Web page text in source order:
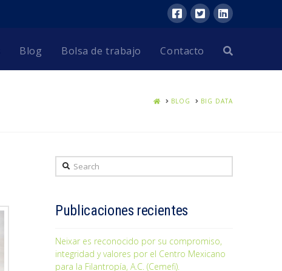
Blog Bolsa de trabajo Contacto
HOME
BLOG BIG DATA
Search
Publicaciones recientes
Neixar es reconocido por su compromiso,
integridad y valores por el Centro Mexicano
para la Filantropía, A.C. (Cemefi).